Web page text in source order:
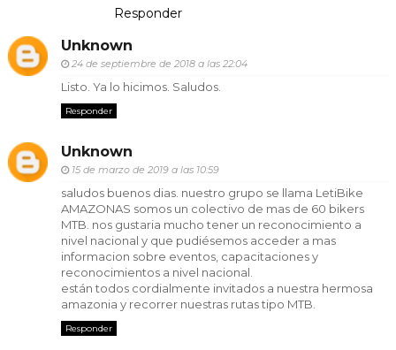
Responder
Unknown
24 de septiembre de 2018 a las 22:04
Listo. Ya lo hicimos. Saludos.
Responder
Unknown
15 de marzo de 2019 a las 10:59
saludos buenos dias. nuestro grupo se llama LetiBike
AMAZONAS somos un colectivo de mas de 60 bikers
MTB. nos gustaria mucho tener un reconocimiento a
nivel nacional y que pudiésemos acceder a mas
informacion sobre eventos, capacitaciones y
reconocimientos a nivel nacional.
están todos cordialmente invitados a nuestra hermosa
amazonia y recorrer nuestras rutas tipo MTB.
Responder